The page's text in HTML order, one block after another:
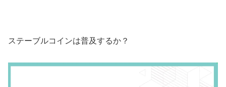
ステーブルコインは普及するか？